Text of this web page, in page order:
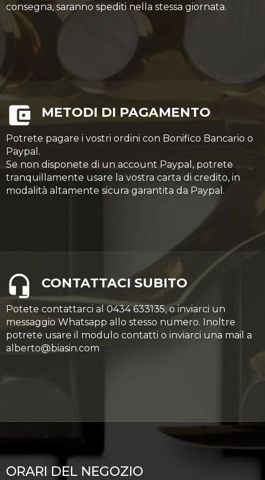
consegna, saranno spediti nella stessa giornata.
METODI DI PAGAMENTO
Potrete pagare i vostri ordini con Bonifico Bancario o
Paypal.
Se non disponete di un account Paypal, potrete
tranquillamente usare la vostra carta di credito, in
modalità altamente sicura garantita da Paypal.
CONTATTACI SUBITO
Potete contattarci al 0434 633135, o inviarci un
messaggio Whatsapp allo stesso numero. Inoltre
potrete usare il modulo contatti o inviarci una mail a
alberto@biasin.com
ORARI DEL NEGOZIO